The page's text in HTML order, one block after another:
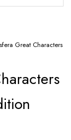
Great Characters